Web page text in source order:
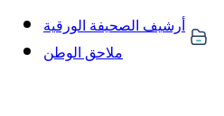
أرشيف الصحيفة الورقية
ملاحق الوطن